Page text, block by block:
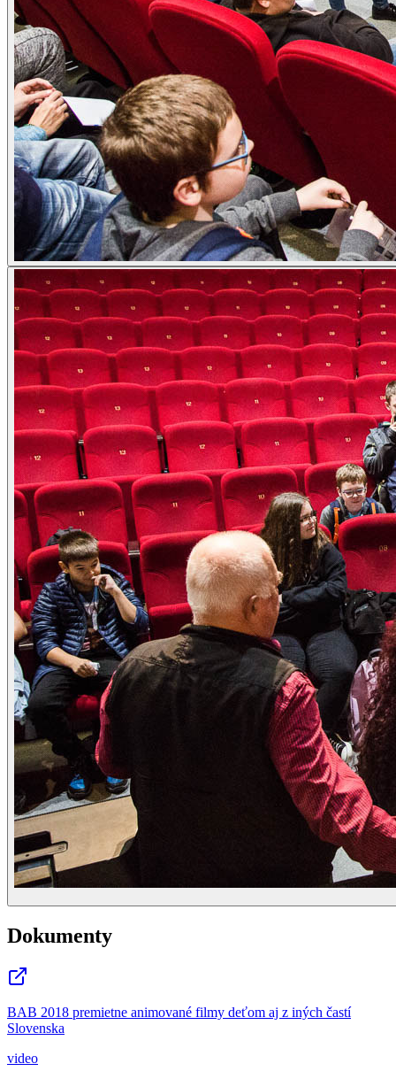
Dokumenty
BAB 2018 premietne animované filmy deťom aj z iných častí
Slovenska
video